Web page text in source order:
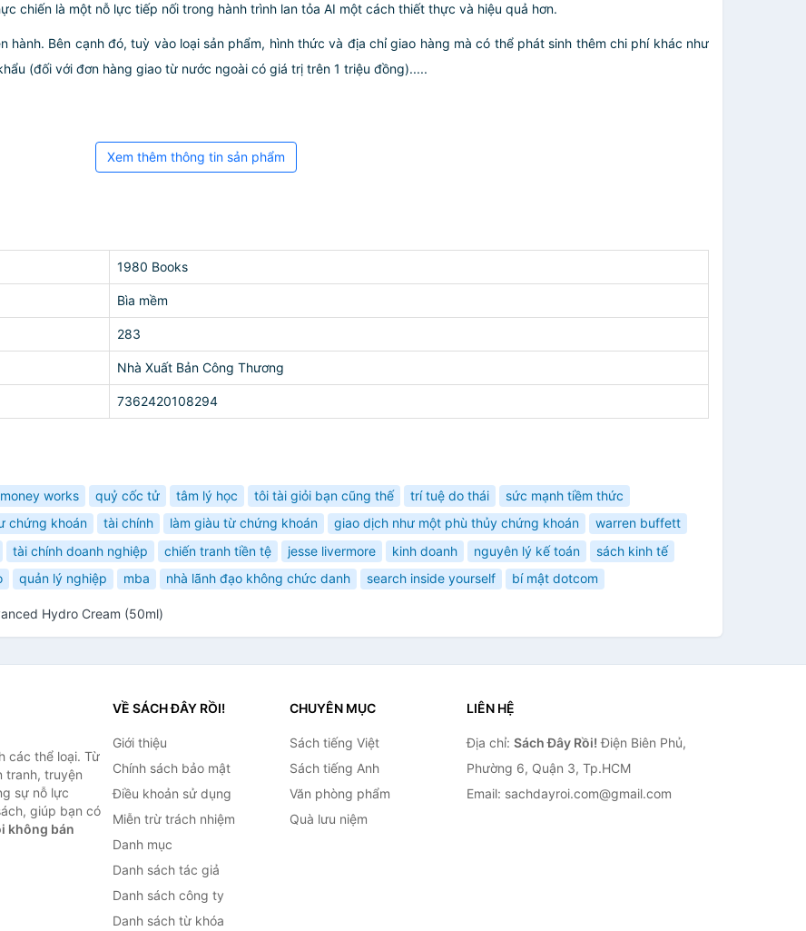
chiến là một nỗ lực tiếp nối trong hành trình lan tỏa AI một cách thiết thực và hiệu quả hơn.
hành. Bên cạnh đó, tuỳ vào loại sản phẩm, hình thức và địa chỉ giao hàng mà có thể phát sinh thêm chi phí khác như
(đối với đơn hàng giao từ nước ngoài có giá trị trên 1 triệu đồng).....
Xem thêm thông tin sản phẩm
1980 Books
Bìa mềm
283
Nhà Xuất Bản Công Thương
7362420108294
works quỷ cốc tử tâm lý học tôi tài giỏi bạn cũng thế trí tuệ do thái
sức mạnh tiềm thức
chứng khoán
tài chính làm giàu từ chứng khoán giao dịch như một phù thủy chứng khoán
warren buffett
tài chính doanh nghiệp chiến tranh tiền tệ jesse livermore kinh doanh nguyên lý kế toán
sách kinh tế
quản lý nghiệp mba nhà lãnh đạo không chức danh search inside yourself bí mật dotcom
Hydro Cream (50ml)
các thể loại. Từ
tranh, truyện
sự nỗ lực
giúp bạn có
không bán
VỀ SÁCH ĐÂY RỒI!
Giới thiệu
Chính sách bảo mật
Điều khoản sử dụng
Miễn trừ trách nhiệm
Danh mục
Danh sách tác giả
Danh sách công ty
Danh sách từ khóa
CHUYÊN MỤC
Sách tiếng Việt
Sách tiếng Anh
Văn phòng phẩm
Quà lưu niệm
LIÊN HỆ
Địa chỉ: Sách Đây Rồi! Điện Biên Phủ,
Phường 6, Quận 3, Tp.HCM
Email: sachdayroi.com@gmail.com